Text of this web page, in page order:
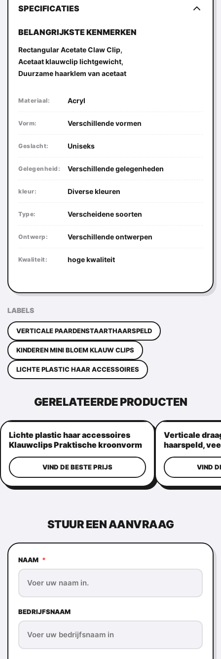
SPECIFICATIES
BELANGRIJKSTE KENMERKEN
Rectangular Acetate Claw Clip,
Acetaat klauwclip lichtgewicht,
Duurzame haarklem van acetaat
Materiaal: Acryl
Vorm: Verschillende vormen
Geslacht: Uniseks
Gelegenheid: Verschillende gelegenheden
kleur: Diverse kleuren
Type: Verscheidene soorten
Ontwerp: Verschillende ontwerpen
Kwaliteit: hoge kwaliteit
LABELS
VERTICALE PAARDENSTAARTHAARSPELD
KINDEREN MINI BLOEM KLAUW CLIPS
LICHTE PLASTIC HAAR ACCESSOIRES
GERELATEERDE PRODUCTEN
Lichte plastic haar accessoires
Klauwclips Praktische kroonvorm
VIND DE BESTE PRIJS
Verticale
haarspeld,
haargrepen
VIND
STUUR EEN AANVRAAG
NAAM *
BEDRIJFSNAAM